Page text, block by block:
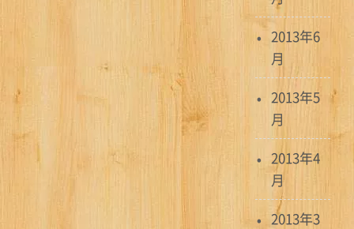
2013年6
月
2013年5
月
2013年4
月
2013年3